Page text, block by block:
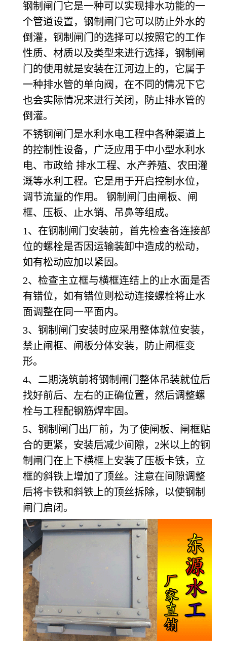
钢制闸门它是一种可以实现排水功能的一
个管道设置，钢制闸门它可以防止外水的
倒灌，钢制闸门的选择可以按照它的工作
性质、材质以及类型来进行选择，钢制闸
门的使用就是安装在江河边上的，它属于
一种排水管的单向阀，在不同的情况下它
也会实际情况来进行关闭，防止排水管的
倒灌。
不锈钢闸门是水利水电工程中各种渠道上
的控制性设备，广泛应用于中小型水利水
电、市政给 排水工程、水产养殖、农田灌
溉等水利工程。它是用于开启控制水位，
调节流量的作用。 钢制闸门由闸板、闸
框、压板、止水销、吊鼻等组成。
1、在钢制闸门安装前，首先检查各连接部
位的螺栓是否因运输装卸中造成的松动，
如有松动应加以紧固。
2、检查主立框与横框连结上的止水面是否
有错位，如有错位则松动连接螺栓将止水
面调整在同一平面内。
3、钢制闸门安装时应采用整体就位安装，
禁止闸框、闸板分体安装，防止闸框变
形。
4、二期浇筑前将钢制闸门整体吊装就位后
找好前后、左右的正确位置，然后调整螺
栓与工程配钢筋焊牢固。
5、钢制闸门出厂前，为了使闸板、闸框贴
合的更紧，安装后减少间隙，2米以上的钢
制闸门在上下横框上安装了压板卡铁，立
框的斜铁上增加了顶丝。注意在间隙调整
后将卡铁和斜铁上的顶丝拆除，以使钢制
闸门启闭。